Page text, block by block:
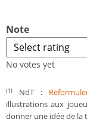
Note
No votes yet
(1) NdT :
illustrations aux
donner une idée de la